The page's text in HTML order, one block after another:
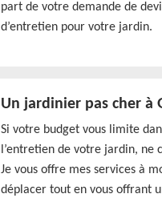
part de votre demande de
d’entretien pour votre jardin.
Un jardinier pas cher à
Si votre budget vous limite
l’entretien de votre jardin, ne
Je vous offre mes services à
déplacer tout en vous offrant